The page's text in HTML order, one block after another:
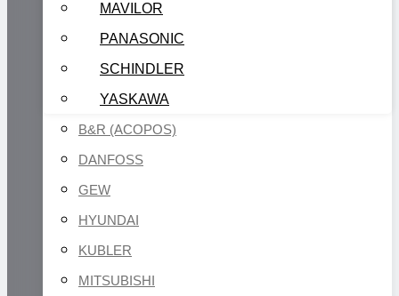
MAVILOR
PANASONIC
SCHINDLER
YASKAWA
B&R (ACOPOS)
DANFOSS
GEW
HYUNDAI
KUBLER
MITSUBISHI